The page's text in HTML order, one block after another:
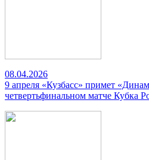
08.04.2026
9 апреля «Кузбасс» примет
четвертьфинальном матче Кубка